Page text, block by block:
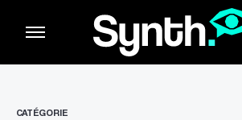
CATÉGORIE